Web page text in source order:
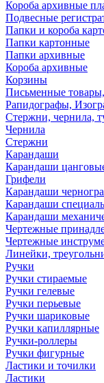
Короба архивные
Подвесные
Папки и короба
Папки картонные
Папки архивные
Короба архивные
Корзины
Письменные
Рапидографы,
Стержни, чернила,
Чернила
Стержни
Карандаши
Карандаши
Грифели
Карандаши
Карандаши
Карандаши
Чертежные
Чертежные
Линейки,
Ручки
Ручки стираемые
Ручки гелевые
Ручки перьевые
Ручки шариковые
Ручки капиллярные
Ручки-роллеры
Ручки фигурные
Ластики и точилки
Ластики